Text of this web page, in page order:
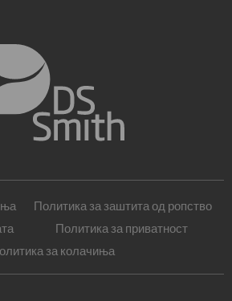
Политика за заштита од ропство
Политика за приватност
за колачиња